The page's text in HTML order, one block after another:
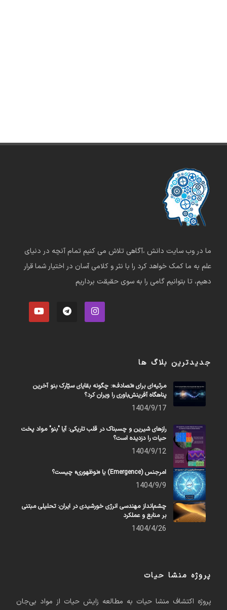
ما در وب سایت دانش ،آگاهی تلاش می کنیم تمام آنچه در دنیای
علم به ما کمک خواهد کرد را با نثر و کلامی آسان در اختیار شما قرار
دهیم، تا بتوانیم گامی را به سوی حقیقت برداریم
جدیدترین بلاگ ها
مرثیه‌ای برای «تصادف»: چگونه بقایای سیّارک بنو آخرین
پناهگاه آفرینش‌باوری را ویران کرد؟
1404/9/17
رازهای شیرین و چسبناک در قلب تاریکی: آیا "بنو" مواد پخت
حیات را دزدیده است؟
1404/9/12
امرجنس (Emergence) یا «نوظهوری» چیست؟
1404/9/9
چشم‌انداز مهندسی انرژی خورشیدی در ایران: تحلیلی مبتنی
بر منابع و عملکرد
1404/4/26
پروژه منشا حیات
پروژه اکتشاف منشا حیات به مطالعه زایش حیات از مواد بی‌جان